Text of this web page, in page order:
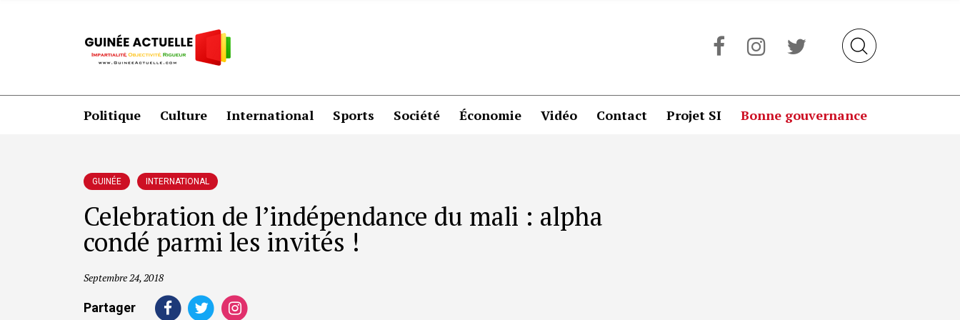
Politique Culture International Sports Société Économie Vidéo Contact Projet SI Bonne gouvernance
GUINÉE INTERNATIONAL
Celebration de l’indépendance du mali : alpha
condé parmi les invités !
Septembre 24, 2018
Partager